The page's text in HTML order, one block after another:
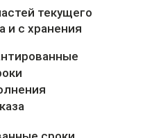
текущего
и с хранения